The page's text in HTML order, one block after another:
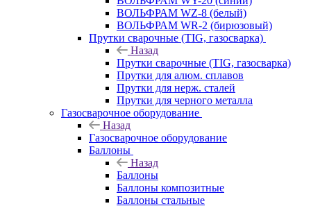
ВОЛЬФРАМ WZ-8 (белый)
ВОЛЬФРАМ WR-2 (бирюзовый)
Прутки сварочные (TIG, газосварка)
Назад
Прутки сварочные (TIG, газосварка)
Прутки для алюм. сплавов
Прутки для нерж. сталей
Прутки для черного металла
Газосварочное оборудование
Назад
Газосварочное оборудование
Баллоны
Назад
Баллоны
Баллоны композитные
Баллоны стальные